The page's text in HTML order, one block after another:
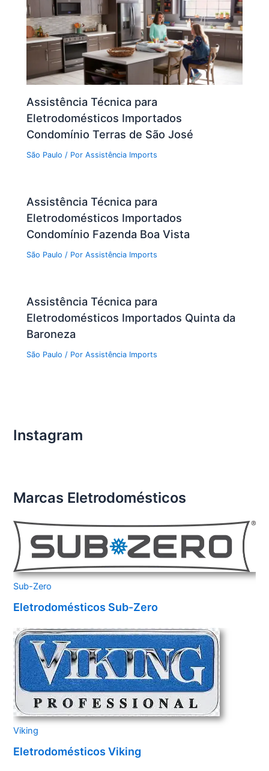
Assistência Técnica para
Eletrodomésticos Importados
Condomínio Terras de São José
São Paulo / PorAssistência Imports
Assistência Técnica para
Eletrodomésticos Importados
Condomínio Fazenda Boa Vista
São Paulo / PorAssistência Imports
Assistência Técnica para
Eletrodomésticos Importados Quinta da
Baroneza
São Paulo / PorAssistência Imports
Instagram
Marcas Eletrodomésticos
Sub-Zero
Eletrodomésticos Sub-Zero
Viking
Eletrodomésticos Viking